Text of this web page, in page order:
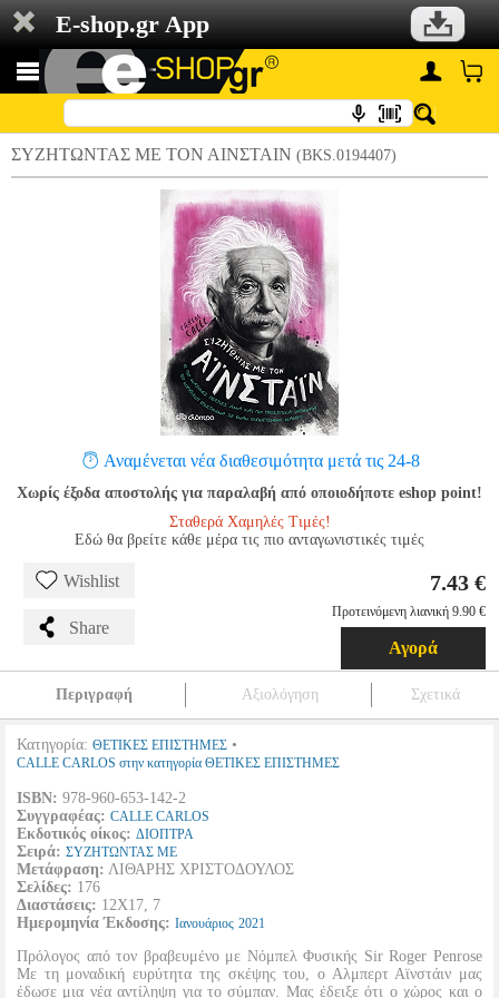
E-shop.gr App
ΣΥΖΗΤΩΝΤΑΣ ΜΕ ΤΟΝ ΑΙΝΣΤΑΙΝ (BKS.0194407)
Αναμένεται νέα διαθεσιμότητα μετά τις 24-8
Χωρίς έξοδα αποστολής για παραλαβή από οποιοδήποτε eshop point!
Σταθερά Χαμηλές Τιμές!
Εδώ θα βρείτε κάθε μέρα τις πιο ανταγωνιστικές τιμές
Wishlist
Share
7.43 €
Προτεινόμενη λιανική 9.90 €
Αγορά
Περιγραφή Αξιολόγηση Σχετικά
Κατηγορία: ΘΕΤΙΚΕΣ ΕΠΙΣΤΗΜΕΣ •
CALLE CARLOS στην κατηγορία ΘΕΤΙΚΕΣ ΕΠΙΣΤΗΜΕΣ
ISBN: 978-960-653-142-2
Συγγραφέας: CALLE CARLOS
Εκδοτικός οίκος: ΔΙΟΠΤΡΑ
Σειρά: ΣΥΖΗΤΩΝΤΑΣ ΜΕ
Μετάφραση: ΛΙΘΑΡΗΣ ΧΡΙΣΤΟΔΟΥΛΟΣ
Σελίδες: 176
Διαστάσεις: 12Χ17, 7
Ημερομηνία Έκδοσης: Ιανουάριος 2021
Πρόλογος από τον βραβευμένο με Νόμπελ Φυσικής Sir Roger Penrose
Με τη μοναδική ευρύτητα της σκέψης του, ο Αλμπερτ Αϊνστάιν μας
έδωσε μια νέα αντίληψη για το σύμπαν. Μας έδειξε ότι ο χώρος και ο